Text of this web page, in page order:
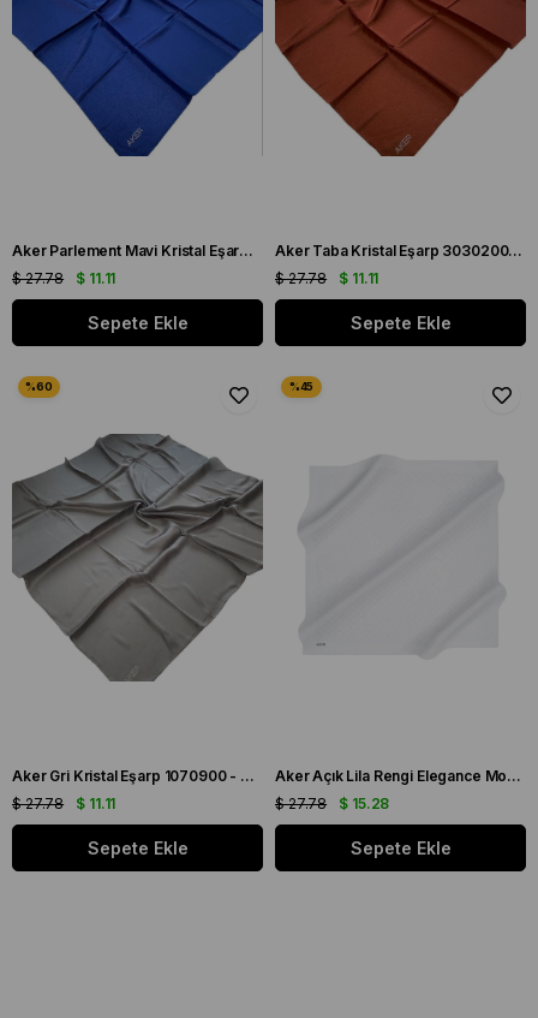
Aker Parlement Mavi Kristal Eşarp 3030200 - 922
$ 11.11
$ 27.78
Sepete Ekle
Aker Taba Kristal Eşarp 3030200 - 941
$ 11.11
$ 27.78
Sepete Ekle
Aker Gri Kristal Eşarp 1070900 - 973
$ 11.11
$ 27.78
Sepete Ekle
Aker Açık Lila Rengi Elegance Monogram Eşarp 1090500 - 973
$ 15.28
$ 27.78
Sepete Ekle